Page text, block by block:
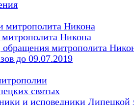
митрополита Никона
Никона
обращения митрополита
до 09.07.2019
святых
и исповедники Липецкой